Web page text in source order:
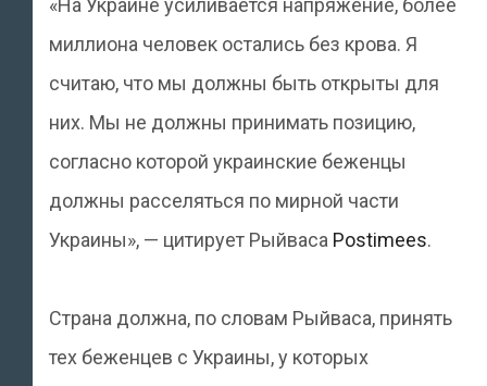
«На Украине усиливается напряжение, более
миллиона человек остались без крова. Я
считаю, что мы должны быть открыты для
них. Мы не должны принимать позицию,
согласно которой украинские беженцы
должны расселяться по мирной части
Украины», — цитирует Рыйваса Postimees.
Страна должна, по словам Рыйваса, принять
тех беженцев с Украины, у которых